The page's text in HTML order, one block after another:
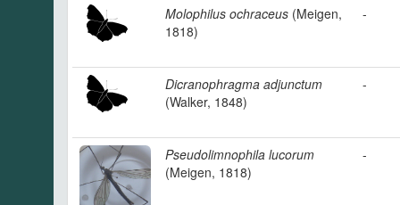
Molophilus ochraceus (Meigen,
1818)
-
Dicranophragma adjunctum
(Walker, 1848)
-
Pseudolimnophila lucorum
(Meigen, 1818)
-